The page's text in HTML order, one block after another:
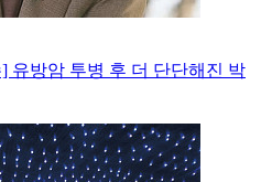
유방암 투병 후 더 단단해진 박